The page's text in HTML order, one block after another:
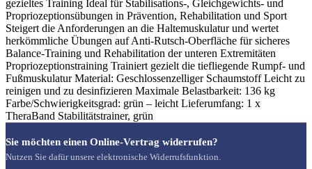
gezieltes Training Ideal für Stabilisations-, Gleichgewichts- und
Propriozeptionsübungen in Prävention, Rehabilitation und Sport
Steigert die Anforderungen an die Haltemuskulatur und wertet
herkömmliche Übungen auf Anti-Rutsch-Oberfläche für sicheres
Balance-Training und Rehabilitation der unteren Extremitäten
Propriozeptionstraining Trainiert gezielt die tiefliegende Rumpf- und
Fußmuskulatur Material: Geschlossenzelliger Schaumstoff Leicht zu
reinigen und zu desinfizieren Maximale Belastbarkeit: 136 kg
Farbe/Schwierigkeitsgrad: grün – leicht Lieferumfang: 1 x
TheraBand Stabilitätstrainer, grün
Sie möchten einen Online-Vertrag widerrufen?
Nutzen Sie dafür unsere elektronische Widerrufsfunktion.